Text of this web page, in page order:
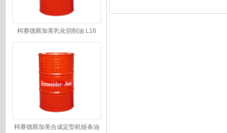
柯赛德斯加美乳化切削油 L16
柯赛德斯加美合成定型机链条油